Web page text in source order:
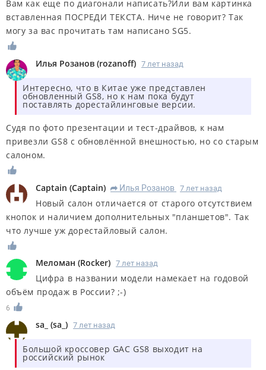
Вам как еще по диагонали написать?Или вам картинка
вставленная ПОСРЕДИ ТЕКСТА. Ниче не говорит? Так
могу за вас прочитать там написаноSG5.
Илья Розанов (rozanoff) 7 лет назад
Интересно, что в Китае уже представлен
обновленный GS8, но к нам пока будут
поставлять дорестайлинговые версии.
Судя по фото презентации и тест-драйвов, к нам
привезли GS8 с обновлённой внешностью, но со старым
салоном.
Captain (Captain) R Илья Розанов 7 лет назад
Новый салон отличается от старого отсутствием
кнопок и наличием дополнительных "планшетов". Так
что лучше уж дорестайловый салон.
Меломан (Rocker) 7 лет назад
Цифра в названии модели намекает на годовой
объём продаж в России? ;-)
6
sa_ (sa_ ) 7 лет назад
Большой кроссовер GAC GS8 выходит на
российский рынок